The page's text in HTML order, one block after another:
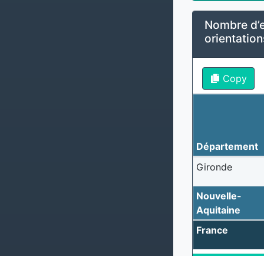
Nombre
Copy
Département
Gironde
Nouvelle-
Aquitaine
France